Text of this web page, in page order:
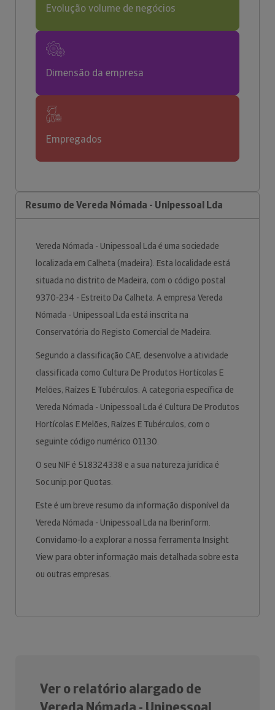
Evolução volume de negócios
Dimensão da empresa
Empregados
Resumo de Vereda Nómada - Unipessoal Lda
Vereda Nómada - Unipessoal Lda é uma sociedade
localizada em Calheta (madeira). Esta localidade está
situada no distrito de Madeira, com o código postal
9370-234 - Estreito Da Calheta. A empresa Vereda
Nómada - Unipessoal Lda está inscrita na
Conservatória do Registo Comercial de Madeira.
Segundo a classificação CAE, desenvolve a atividade
classificada como Cultura De Produtos Hortícolas E
Melões, Raízes E Tubérculos. A categoria específica de
Vereda Nómada - Unipessoal Lda é Cultura De Produtos
Hortícolas E Melões, Raízes E Tubérculos, com o
seguinte código numérico 01130.
O seu NIF é 518324338 e a sua natureza jurídica é
Soc.unip.por Quotas.
Este é um breve resumo da informação disponível da
Vereda Nómada - Unipessoal Lda na Iberinform.
Convidamo-lo a explorar a nossa ferramenta Insight
View para obter informação mais detalhada sobre esta
ou outras empresas.
Ver o relatório alargado de